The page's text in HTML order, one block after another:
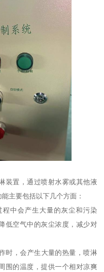
装置，通过喷射水雾或其他液
主要包括以下几个方面：
中会产生大量的灰尘和污染
低空气中的灰尘浓度，减少对
时，会产生大量的热量，喷淋
围的温度，提供一个相对凉爽